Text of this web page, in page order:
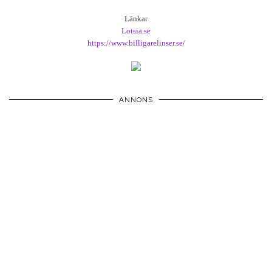
Länkar
Lotsia.se
https://www.billigarelinser.se/
ANNONS